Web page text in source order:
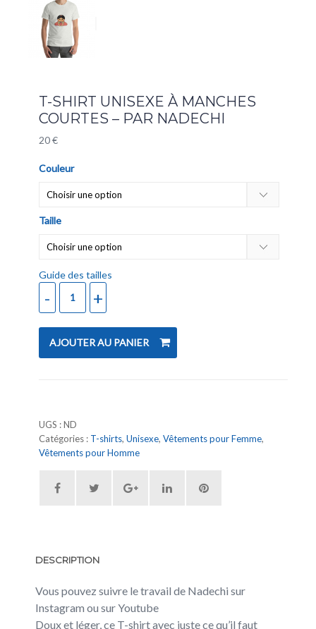
T-SHIRT UNISEXE À MANCHES
COURTES – PAR NADECHI
20€
Couleur
Taille
Guide des tailles
AJOUTER AU PANIER
UGS :ND
Catégories : T-shirts, Unisexe, Vêtements pour Femme,
Vêtements pour Homme
DESCRIPTION
Vous pouvez suivre le travail de Nadechi sur
Instagram ou sur Youtube
Doux et léger, ce T-shirt avec juste ce qu’il faut